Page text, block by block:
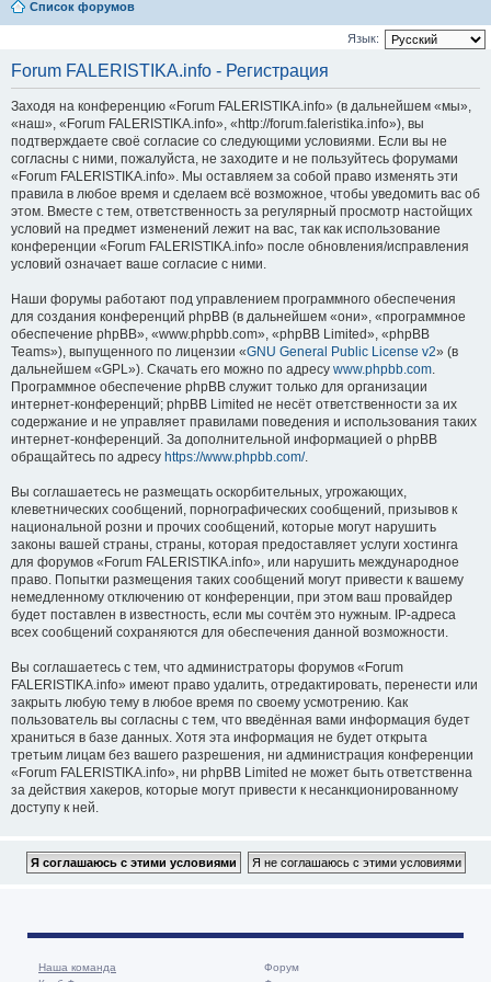
Список форумов
Язык:
Forum FALERISTIKA.info - Регистрация
Заходя на конференцию «Forum FALERISTIKA.info» (в дальнейшем «мы»,
«наш», «Forum FALERISTIKA.info», «http://forum.faleristika.info»), вы
подтверждаете своё согласие со следующими условиями. Если вы не
согласны с ними, пожалуйста, не заходите и не пользуйтесь форумами
«Forum FALERISTIKA.info». Мы оставляем за собой право изменять эти
правила в любое время и сделаем всё возможное, чтобы уведомить вас об
этом. Вместе с тем, ответственность за регулярный просмотр настойщих
условий на предмет изменений лежит на вас, так как использование
конференции «Forum FALERISTIKA.info» после обновления/исправления
условий означает ваше согласие с ними.
Наши форумы работают под управлением программного обеспечения
для создания конференций phpBB (в дальнейшем «они», «программное
обеспечение phpBB», «www.phpbb.com», «phpBB Limited», «phpBB
Teams»), выпущенного по лицензии «GNU General Public License v2» (в
дальнейшем «GPL»). Скачать его можно по адресу www.phpbb.com.
Программное обеспечение phpBB служит только для организации
интернет-конференций; phpBB Limited не несёт ответственности за их
содержание и не управляет правилами поведения и использования таких
интернет-конференций. За дополнительной информацией о phpBB
обращайтесь по адресу https://www.phpbb.com/.
Вы соглашаетесь не размещать оскорбительных, угрожающих,
клеветнических сообщений, порнографических сообщений, призывов к
национальной розни и прочих сообщений, которые могут нарушить
законы вашей страны, страны, которая предоставляет услуги хостинга
для форумов «Forum FALERISTIKA.info», или нарушить международное
право. Попытки размещения таких сообщений могут привести к вашему
немедленному отключению от конференции, при этом ваш провайдер
будет поставлен в известность, если мы сочтём это нужным. IP-адреса
всех сообщений сохраняются для обеспечения данной возможности.
Вы соглашаетесь с тем, что администраторы форумов «Forum
FALERISTIKA.info» имеют право удалить, отредактировать, перенести или
закрыть любую тему в любое время по своему усмотрению. Как
пользователь вы согласны с тем, что введённая вами информация будет
храниться в базе данных. Хотя эта информация не будет открыта
третьим лицам без вашего разрешения, ни администрация конференции
«Forum FALERISTIKA.info», ни phpBB Limited не может быть ответственна
за действия хакеров, которые могут привести к несанкционированному
доступу к ней.
Наша команда
Форум